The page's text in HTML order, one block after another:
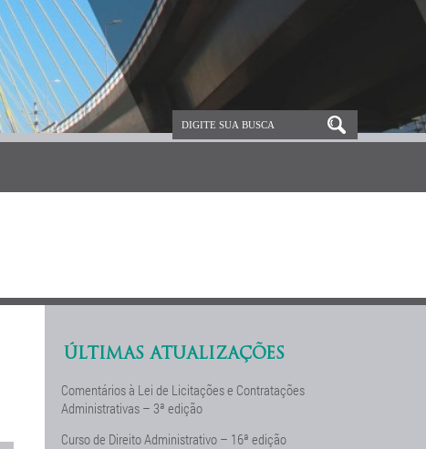
ÚLTIMAS ATUALIZAÇÕES
Comentários à Lei de Licitações e Contratações
Administrativas – 3ª edição
Curso de Direito Administrativo – 16ª edição